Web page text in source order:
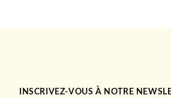
INSCRIVEZ-VOUS À NOTRE